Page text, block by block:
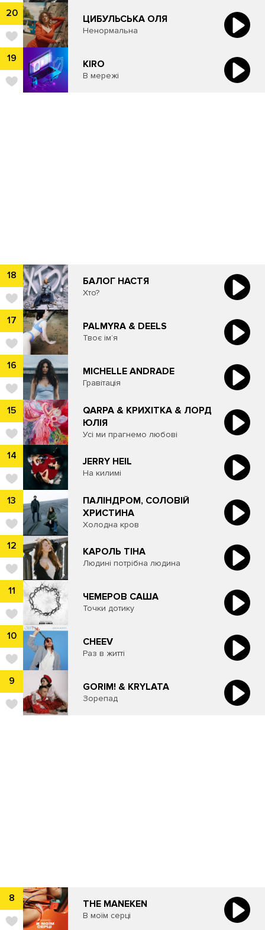
20 ЦИБУЛЬСЬКА ОЛЯ
Ненормальна
19 KIRO
В мережі
18 БАЛОГ НАСТЯ
Хто?
17 PALMYRA & DEELS
Твоє ім’я
16 MICHELLE ANDRADE
Гравітація
15
QARPA & КРИХІТКА & ЛОРД
ЮЛІЯ
Усі ми прагнемо любові
14 JERRY HEIL
На килимі
13
ПАЛІНДРОМ, СОЛОВІЙ
ХРИСТИНА
Холодна кров
12 КАРОЛЬ ТІНА
Людині потрібна людина
11 ЧЕМЕРОВ САША
Точки дотику
10 CHEEV
Раз в житті
9 GORIM! & KRYLATA
Зорепад
8 THE MANEKEN
В моїм серці